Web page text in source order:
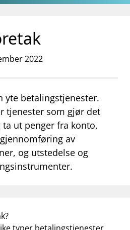
2022
yte betalingstjenester.
tjenester som gjør det
ut penger fra konto,
av
og utstedelse og